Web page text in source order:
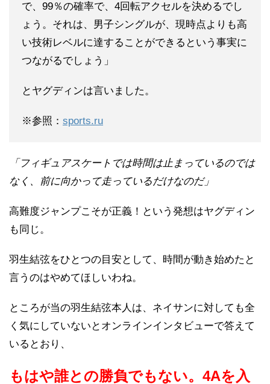
で、99％の確率で、4回転アクセルを決めるでし
ょう。それは、男子シングルが、現時点よりも高
い技術レベルに達することができるという事実に
つながるでしょう」
とヤグディンは言いました。
※参照： sports.ru
「フィギュアスケートでは時間は止まっているのでは
なく、前に向かって走っているだけなのだ」
高難度ジャンプこそが正義！という発想はヤグディン
も同じ。
羽生結弦をひとつの目安として、時間が動き始めたと
言うのはやめてほしいわね。
ところが当の羽生結弦本人は、ネイサンに対しても全
く気にしていないとオンラインインタビューで答えて
いるとおり、
もはや誰との勝負でもない。4Aを入